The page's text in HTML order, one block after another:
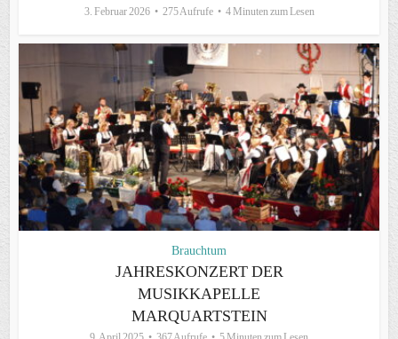
3. Februar 2026 275 Aufrufe 4 Minuten zum Lesen
Brauchtum
JAHRESKONZERT DER
MUSIKKAPELLE
MARQUARTSTEIN